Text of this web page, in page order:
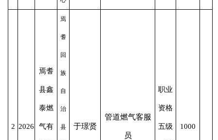
2 2026
焉耆
县鑫
泰燃
气有
焉
耆
回
族
自
治
县 于璟贤
管道燃气客服
员
职业
资格
五级 1000